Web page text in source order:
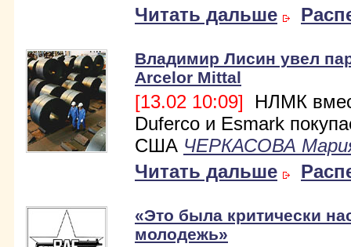
Читать дальше
Владимир Лисин увел
Arcelor Mittal
[13.02 10:09] НЛМК
Duferco и Esmark
США ЧЕРКАСОВА
Читать дальше
«Это была критически
молодежь»